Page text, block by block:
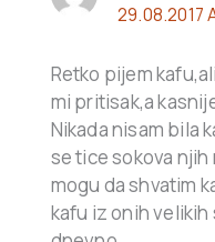
29.08.2017
Retko pijem
mi pritisak,a
Nikada nisam bila
se tice sokova njih
mogu da shvatim
kafu iz onih